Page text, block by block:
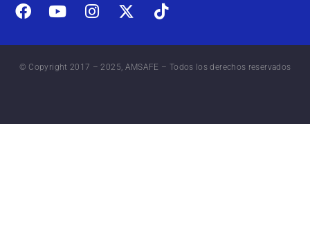
© Copyright 2017 – 2025, AMSAFE – Todos los derechos reservados